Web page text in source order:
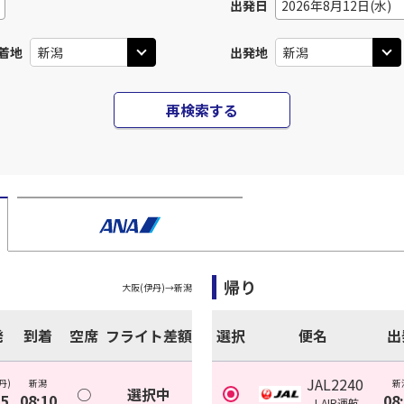
地
出発日 2026年8月12日(水)
出発地
再検索する
大阪(伊丹)→新潟
到着 空席 フライト差額
) 新潟
○ 選択中
帰り
選択 便名
JAL2240 新